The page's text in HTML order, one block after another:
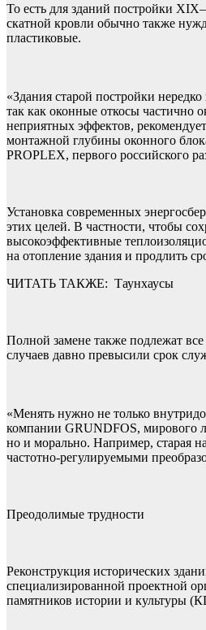
То есть для зданий постройки
скатной кровли обычно также
пластиковые.
«Здания старой постройки
так как оконные откосы частично
неприятных эффектов,
монтажной глубины оконного
PROPLEX, первого российского
Установка современных
этих целей. В частности, чтобы
высокоэффективные
на отопление здания и продлить
ЧИТАТЬ ТАКЖЕ: Таунхаусы
Полной замене также подлежат
случаев давно превысили срок
«Менять нужно не только
компании GRUNDFOS, мирового
но и морально. Например, старая
частотно-регулируемыми
Преодолимые трудности
Реконструкция исторических
специализированной проектной
памятников истории и культуры